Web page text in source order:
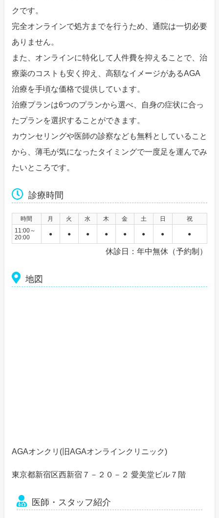
クです。
完全オンラインで処方までを行うため、通院は一切必要
ありません。
また、オンラインに特化して人件費を抑えることで、治
療薬のコストも安く抑え、高額なイメージがあるAGA
治療を手頃な価格で提供しています。
治療プランは6つのプランから選べ、自身の症状に合っ
たプランを選択することができます。
カウンセリングや医師の診察なども無料としていること
から、薄毛が気になったタイミングで一度足を運んでみ
たいところです。
診療時間
時間 月 火 水 木 金 土 日
祝
11:00～
20:00
● ● ● ● ● ● ● ●
休診日：年中無休（予約制）
地図
AGAオンクリ(旧AGAオンラインクリニック)
東京都新宿区西新宿７－２０－２ 愛美堂ビル７階
医師・スタッフ紹介